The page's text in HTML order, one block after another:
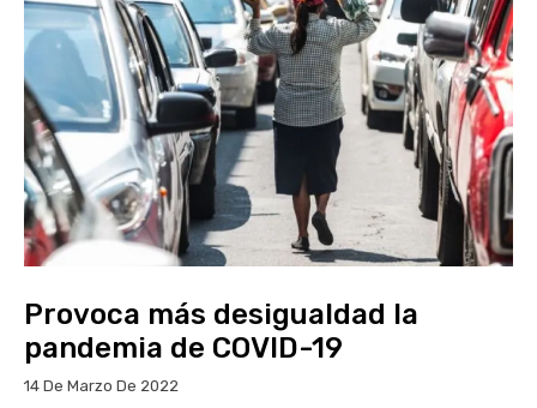
Provoca más desigualdad la
pandemia de COVID-19
14 De Marzo De 2022